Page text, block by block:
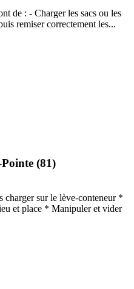
de : - Charger les sacs ou les
remiser correctement les...
(81)
charger sur le lève-conteneur *
et place * Manipuler et vider